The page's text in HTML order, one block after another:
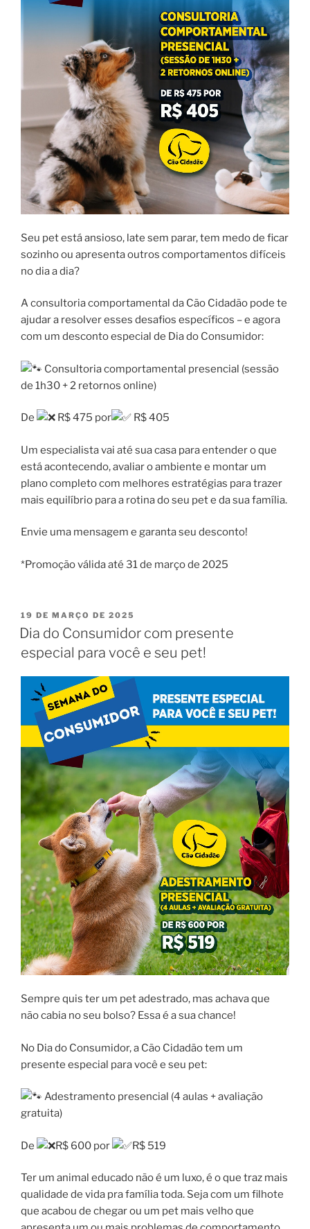
Seu pet está ansioso, late sem parar, tem medo de ficar
sozinho ou apresenta outros comportamentos difíceis
no dia a dia?
A consultoria comportamental da Cão Cidadão pode te
ajudar a resolver esses desafios específicos – e agora
com um desconto especial de Dia do Consumidor:
Consultoria comportamental presencial (sessão
de 1h30 + 2 retornos online)
De R$ 475 por R$ 405
Um especialista vai até sua casa para entender o que
está acontecendo, avaliar o ambiente e montar um
plano completo com melhores estratégias para trazer
mais equilíbrio para a rotina do seu pet e da sua família.
Envie uma mensagem e garanta seu desconto!
*Promoção válida até 31 de março de 2025
19 DE MARÇO DE 2025
Dia do Consumidor com presente
especial para você e seu pet!
Sempre quis ter um pet adestrado, mas achava que
não cabia no seu bolso? Essa é a sua chance!
No Dia do Consumidor, a Cão Cidadão tem um
presente especial para você e seu pet:
Adestramento presencial (4 aulas + avaliação
gratuita)
De R$ 600 por R$ 519
Ter um animal educado não é um luxo, é o que traz mais
qualidade de vida pra família toda. Seja com um filhote
que acabou de chegar ou um pet mais velho que